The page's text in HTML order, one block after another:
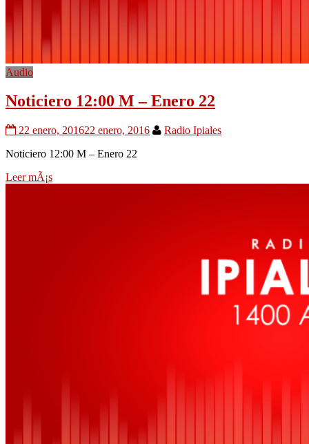
Audio
Noticiero 12:00 M – Enero 22
22 enero, 201622 enero, 2016
Radio Ipiales
Noticiero 12:00 M – Enero 22
Leer mÃ¡s